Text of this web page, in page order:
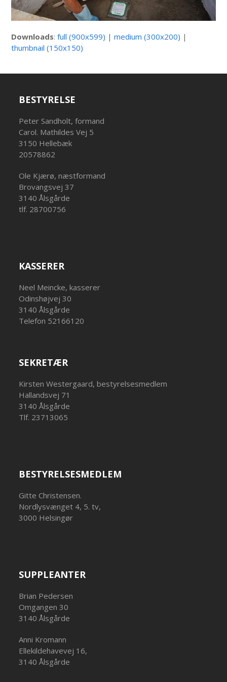
Downloads:full (900x599) |medium (300x200) |
thumbnail (150x150)
BESTYRELSE
Peter Sandholt, formand
Carol. Mathildes Vej 5
3150 Hellebæk
20578862
Ole Kjærø, næstformand
Brovangsvej 37
3140 Ålsgårde
tlf. 28700756
KASSERER
Neel Meincke, kasserer
Odinshøjvej 30
3140 Ålsgårde
Telefon 52166120
SEKRETÆR
Kirsten Westergaard, bestyrelsesmedlem
Hallandsvej 71
3140 Ålsgårde
Tlf. 23713065
BESTYRELSESMEDLEM
Gitte Christensen.
Nordlysvænget 4, 5. tv,
3000 Helsingør
SUPPLEANTER
Brian Pedersen
Omgangen 30
3140 Ålsgårde
Anni Kromann
Ellekildehavevej 16,
3140 Ålsgårde